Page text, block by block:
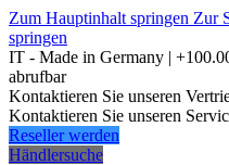
Zum Hauptinhalt springen Zur
springen
IT - Made in Germany |
abrufbar
Kontaktieren Sie unseren
Kontaktieren Sie unseren
Reseller werden
Händlersuche